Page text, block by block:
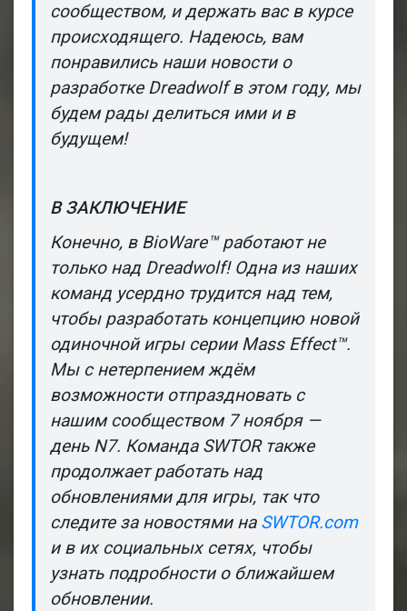
сообществом, и держать вас в курсе
происходящего. Надеюсь, вам
понравились наши новости о
разработке Dreadwolfв этом году, мы
будем рады делиться ими и в
будущем!
В ЗАКЛЮЧЕНИЕ
Конечно, в BioWare™ работают не
только над Dreadwolf! Одна из наших
команд усердно трудится над тем,
чтобы разработать концепцию новой
одиночной игры серии Mass Effect™.
Мы с нетерпением ждём
возможности отпраздновать с
нашим сообществом 7 ноября —
день N7. Команда SWTOR также
продолжает работать над
обновлениями для игры, так что
следите за новостями на SWTOR.com
и в их социальных сетях, чтобы
узнать подробности о ближайшем
обновлении.